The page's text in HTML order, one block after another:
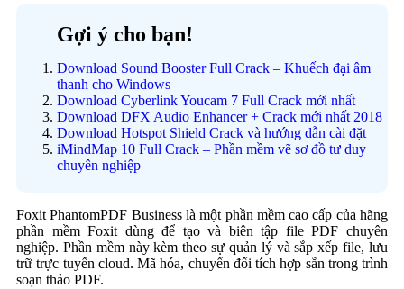
Gợi ý cho bạn!
Download Sound Booster Full Crack – Khuếch đại âm
thanh cho Windows
Download Cyberlink Youcam 7 Full Crack mới nhất
Download DFX Audio Enhancer + Crack mới nhất 2018
Download Hotspot Shield Crack và hướng dẫn cài đặt
iMindMap 10 Full Crack – Phần mềm vẽ sơ đồ tư duy
chuyên nghiệp
Foxit PhantomPDF Business là một phần mềm cao cấp của hãng
phần mềm Foxit dùng để tạo và biên tập file PDF chuyên
nghiệp. Phần mềm này kèm theo sự quản lý và sắp xếp file, lưu
trữ trực tuyến cloud. Mã hóa, chuyển đổi tích hợp sẵn trong trình
soạn thảo PDF.